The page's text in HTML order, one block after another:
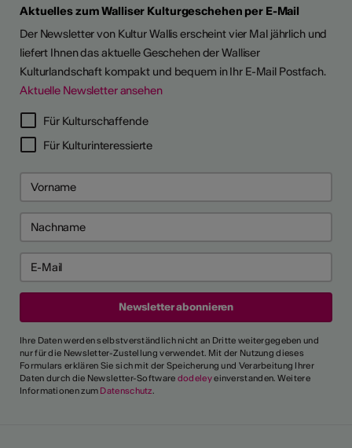
Aktuelles zum Walliser Kulturgeschehen per E-Mail
Der Newsletter von Kultur Wallis erscheint vier Mal jährlich und
liefert Ihnen das aktuelle Geschehen der Walliser
Kulturlandschaft kompakt und bequem in Ihr E-Mail Postfach.
Aktuelle Newsletter ansehen
Für Kulturschaffende
Für Kulturinteressierte
Ihre Daten werden selbstverständlich nicht an Dritte weitergegeben und
nur für die Newsletter-Zustellung verwendet. Mit der Nutzung dieses
Formulars erklären Sie sich mit der Speicherung und Verarbeitung Ihrer
Daten durch die Newsletter-Software dodeleyeinverstanden. Weitere
Informationen zum Datenschutz.